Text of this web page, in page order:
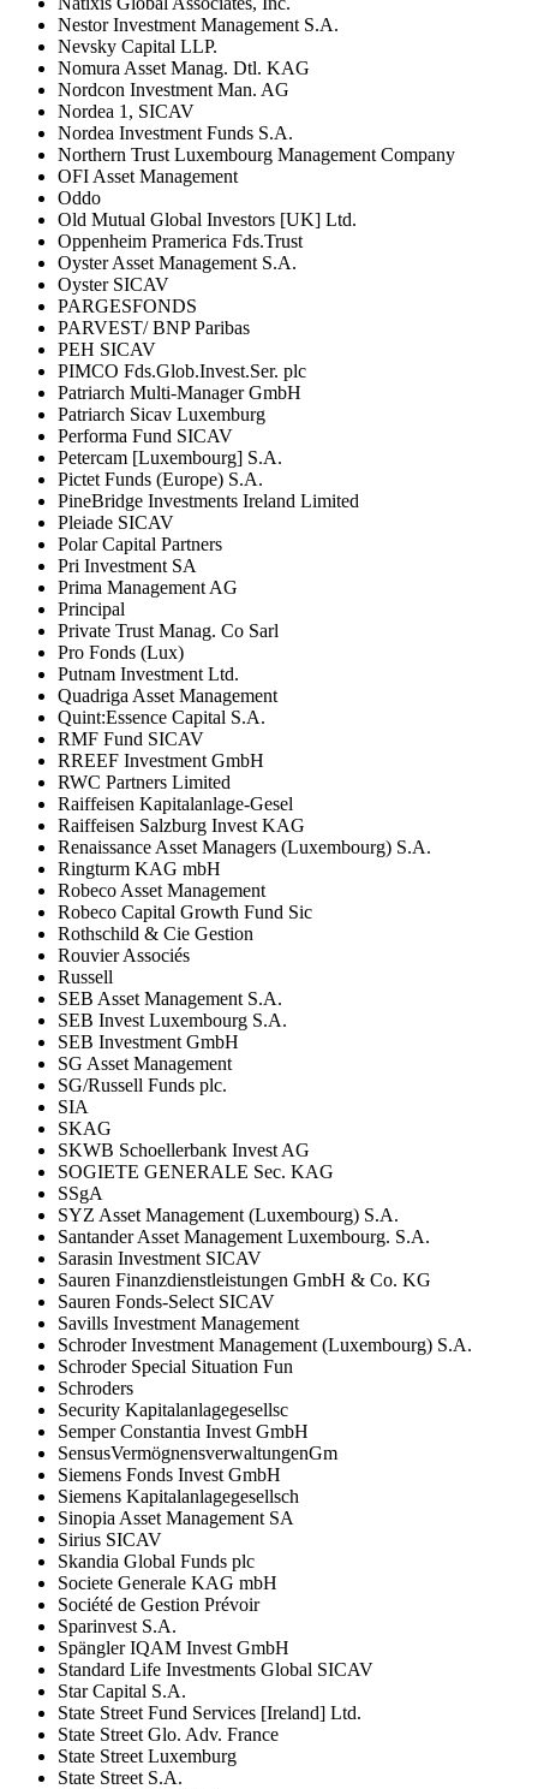
Nestor Investment Management S.A.
Nevsky Capital LLP.
Nomura Asset Manag. Dtl. KAG
Nordcon Investment Man. AG
Nordea 1, SICAV
Nordea Investment Funds S.A.
Northern Trust Luxembourg Management Company
OFI Asset Management
Oddo
Old Mutual Global Investors [UK] Ltd.
Oppenheim Pramerica Fds.Trust
Oyster Asset Management S.A.
Oyster SICAV
PARGESFONDS
PARVEST/ BNP Paribas
PEH SICAV
PIMCO Fds.Glob.Invest.Ser. plc
Patriarch Multi-Manager GmbH
Patriarch Sicav Luxemburg
Performa Fund SICAV
Petercam [Luxembourg] S.A.
Pictet Funds (Europe) S.A.
PineBridge Investments Ireland Limited
Pleiade SICAV
Polar Capital Partners
Pri Investment SA
Prima Management AG
Principal
Private Trust Manag. Co Sarl
Pro Fonds (Lux)
Putnam Investment Ltd.
Quadriga Asset Management
Quint:Essence Capital S.A.
RMF Fund SICAV
RREEF Investment GmbH
RWC Partners Limited
Raiffeisen Kapitalanlage-Gesel
Raiffeisen Salzburg Invest KAG
Renaissance Asset Managers (Luxembourg) S.A.
Ringturm KAG mbH
Robeco Asset Management
Robeco Capital Growth Fund Sic
Rothschild & Cie Gestion
Rouvier Associés
Russell
SEB Asset Management S.A.
SEB Invest Luxembourg S.A.
SEB Investment GmbH
SG Asset Management
SG/Russell Funds plc.
SIA
SKAG
SKWB Schoellerbank Invest AG
SOGIETE GENERALE Sec. KAG
SSgA
SYZ Asset Management (Luxembourg) S.A.
Santander Asset Management Luxembourg. S.A.
Sarasin Investment SICAV
Sauren Finanzdienstleistungen GmbH & Co. KG
Sauren Fonds-Select SICAV
Savills Investment Management
Schroder Investment Management (Luxembourg) S.A.
Schroder Special Situation Fun
Schroders
Security Kapitalanlagegesellsc
Semper Constantia Invest GmbH
SensusVermögnensverwaltungenGm
Siemens Fonds Invest GmbH
Siemens Kapitalanlagegesellsch
Sinopia Asset Management SA
Sirius SICAV
Skandia Global Funds plc
Societe Generale KAG mbH
Société de Gestion Prévoir
Sparinvest S.A.
Spängler IQAM Invest GmbH
Standard Life Investments Global SICAV
Star Capital S.A.
State Street Fund Services [Ireland] Ltd.
State Street Glo. Adv. France
State Street Luxemburg
State Street S.A.